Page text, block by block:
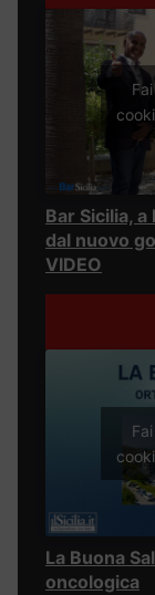
Bar Sicilia,
dal nuovo
VIDEO
La Buona
oncologica